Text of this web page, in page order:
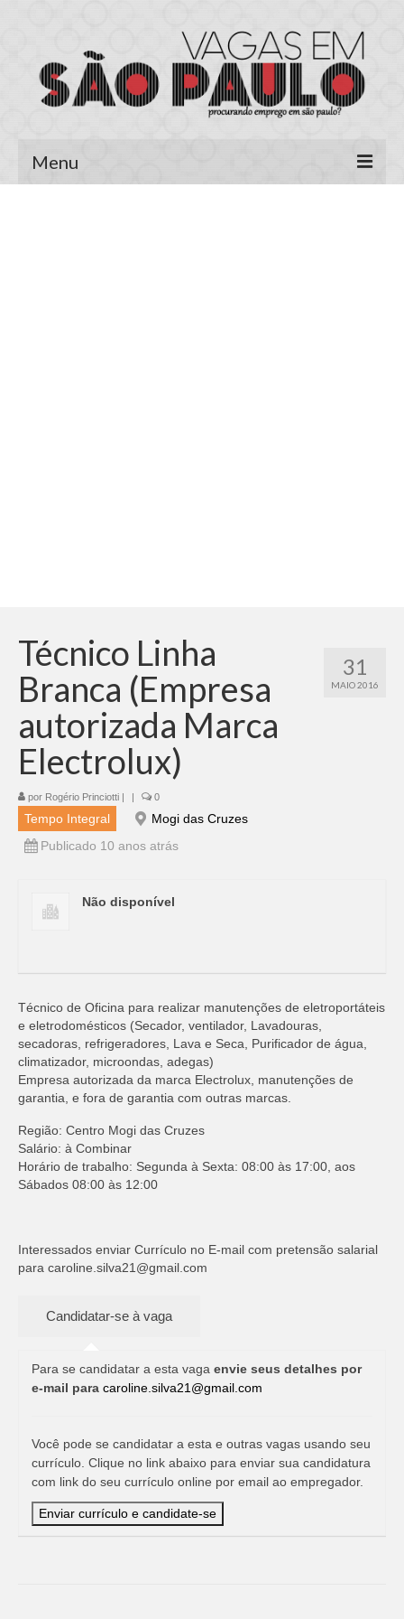
Menu
31
MAIO 2016
Técnico Linha
Branca (Empresa
autorizada Marca
Electrolux)
por Rogério Princiotti | | 0
Tempo Integral
Mogi das Cruzes
Publicado 10 anos atrás
Não disponível
Técnico de Oficina para realizar manutenções de eletroportáteis
e eletrodomésticos (Secador, ventilador, Lavadouras,
secadoras, refrigeradores, Lava e Seca, Purificador de água,
climatizador, microondas, adegas)
Empresa autorizada da marca Electrolux, manutenções de
garantia, e fora de garantia com outras marcas.
Região: Centro Mogi das Cruzes
Salário: à Combinar
Horário de trabalho: Segunda à Sexta: 08:00 às 17:00, aos
Sábados 08:00 às 12:00
Interessados enviar Currículo no E-mail com pretensão salarial
para caroline.silva21@gmail.com
Para se candidatar a esta vaga envie seus detalhes por
e-mail para caroline.silva21@gmail.com
Você pode se candidatar a esta e outras vagas usando seu
currículo. Clique no link abaixo para enviar sua candidatura
com link do seu currículo online por email ao empregador.